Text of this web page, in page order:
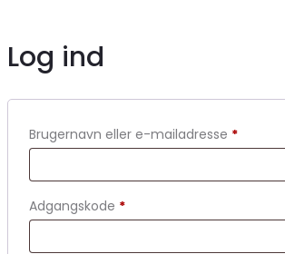
Log ind
Brugernavn eller e-mailadresse *
Adgangskode *